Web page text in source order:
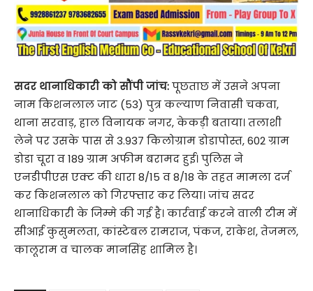
सदर थानाधिकारी को सौंपी जांच:पूछताछ में उसने अपना
नाम किशनलाल जाट (53) पुत्र कल्याण निवासी चकवा,
थाना सरवाड़, हाल विनायक नगर, केकड़ी बताया। तलाशी
लेने पर उसके पास से 3.937 किलोग्राम डोडापोस्त, 602 ग्राम
डोडा चूरा व 189 ग्राम अफीम बरामद हुई। पुलिस ने
एनडीपीएस एक्ट की धारा 8/15 व 8/18 के तहत मामला दर्ज
कर किशनलाल को गिरफ्तार कर लिया। जांच सदर
थानाधिकारी के जिम्मे की गई है। कार्रवाई करने वाली टीम में
सीआई कुसुमलता, कांस्टेबल रामराज, पंकज, राकेश, तेजमल,
कालूराम व चालक मानसिंह शामिल है।